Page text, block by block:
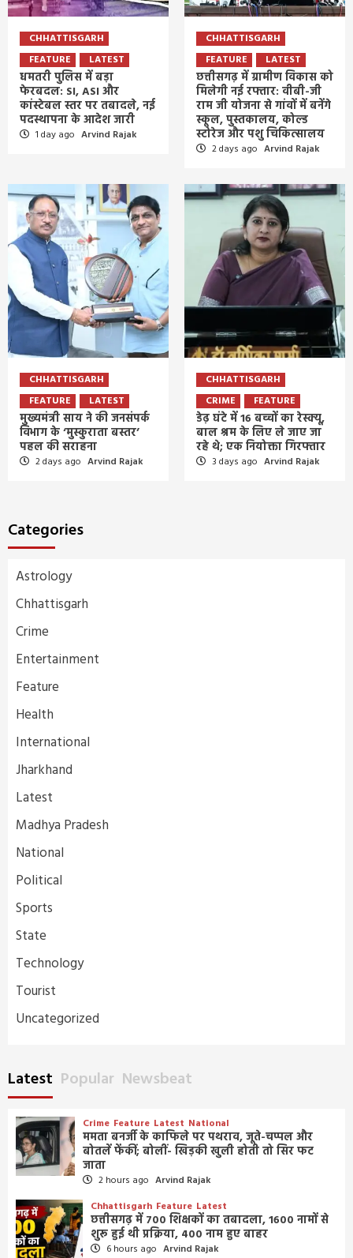
CHHATTISGARH
FEATURE
LATEST
धमतरी पुलिस में बड़ा
फेरबदल: SI, ASI और
कांस्टेबल स्तर पर तबादले, नई
पदस्थापना के आदेश जारी
1 day ago Arvind Rajak
CHHATTISGARH
FEATURE
LATEST
छत्तीसगढ़ में ग्रामीण विकास को
मिलेगी नई रफ्तार: वीबी-जी
राम जी योजना से गांवों में बनेंगे
स्कूल, पुस्तकालय, कोल्ड
स्टोरेज और पशु चिकित्सालय
2 days ago Arvind Rajak
CHHATTISGARH
FEATURE
LATEST
मुख्यमंत्री साय ने की जनसंपर्क
विभाग के ‘मुस्कुराता बस्तर’
पहल की सराहना
2 days ago Arvind Rajak
CHHATTISGARH
CRIME
FEATURE
डेढ़ घंटे में 16 बच्चों का रेस्क्यू,
बाल श्रम के लिए ले जाए जा
रहे थे; एक नियोक्ता गिरफ्तार
3 days ago Arvind Rajak
Categories
Astrology
Chhattisgarh
Crime
Entertainment
Feature
Health
International
Jharkhand
Latest
Madhya Pradesh
National
Political
Sports
State
Technology
Tourist
Uncategorized
Latest Popular Newsbeat
Crime Feature Latest National
ममता बनर्जी के काफिले पर पथराव, जूते-चप्पल और
बोतलें फेंकीं; बोलीं- खिड़की खुली होती तो सिर फट
जाता
2 hours ago Arvind Rajak
Chhattisgarh Feature Latest
छत्तीसगढ़ में 700 शिक्षकों का तबादला, 1600 नामों से
शुरू हुई थी प्रक्रिया, 400 नाम हुए बाहर
6 hours ago Arvind Rajak